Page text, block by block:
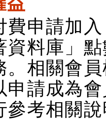
費申請加
資料庫」
。相關會
申請成為
參考相關